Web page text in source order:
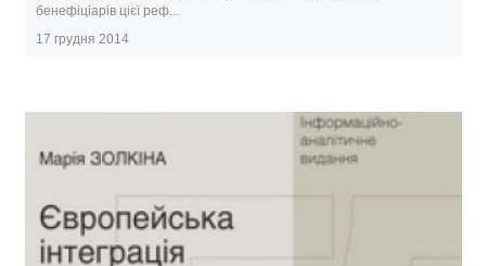
бенефіціарів цієї реф...
17 грудня 2014